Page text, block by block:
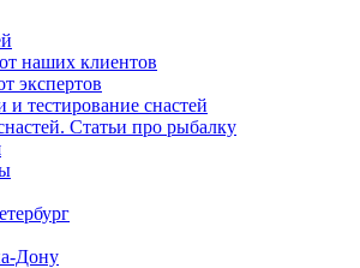
наших клиентов
экспертов
и тестирование снастей
Статьи про рыбалку
Дону